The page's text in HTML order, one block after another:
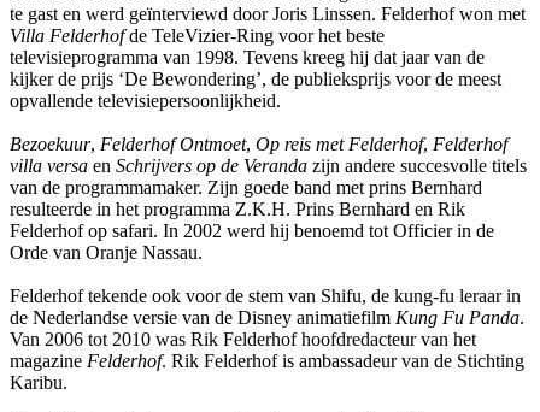
te gast en werd geïnterviewd door Joris Linssen. Felderhof won met
Villa Felderhofde TeleVizier-Ring voor het beste
televisieprogramma van 1998. Tevens kreeg hij dat jaar van de
kijker de prijs ‘De Bewondering’, de publieksprijs voor de meest
opvallende televisiepersoonlijkheid.
Bezoekuur, Felderhof Ontmoet, Op reis met Felderhof, Felderhof
villa versa en Schrijvers op de Veranda zijn andere succesvolle titels
van de programmamaker. Zijn goede band met prins Bernhard
resulteerde in het programma Z.K.H. Prins Bernhard en Rik
Felderhof op safari. In 2002 werd hij benoemd tot Officier in de
Orde van Oranje Nassau.
Felderhof tekende ook voor de stem van Shifu, de kung-fu leraar in
de Nederlandse versie van de Disney animatiefilm Kung Fu Panda.
Van 2006 tot 2010 was Rik Felderhof hoofdredacteur van het
magazine Felderhof. Rik Felderhof is ambassadeur van de Stichting
Karibu.